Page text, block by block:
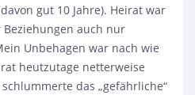
gut 10 Jahre). Heirat war
auch nur
Unbehagen war nach wie
heutzutage netterweise
das „gefährliche“